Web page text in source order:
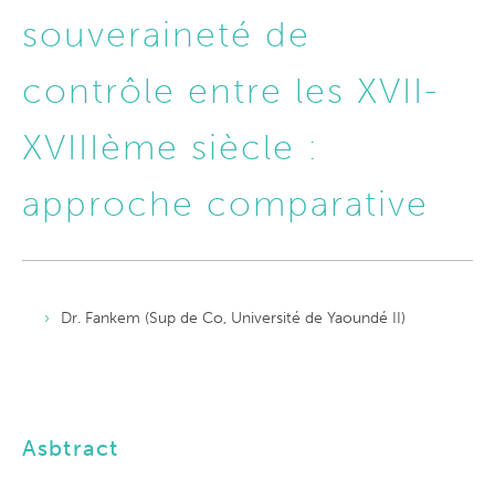
souveraineté de
contrôle entre les XVII-
XVIIIème siècle :
approche comparative
Dr. Fankem (Sup de Co, Université de Yaoundé II)
Asbtract